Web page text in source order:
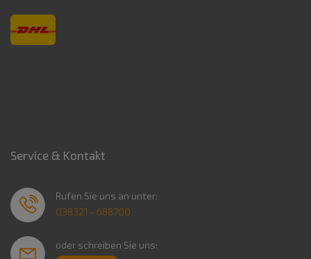
Service & Kontakt
Rufen Sie uns an unter:
038321 - 688700
oder schreiben Sie uns: